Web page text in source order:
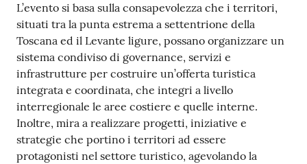
Tutti
gli
argomenti...
Seguici
su
L’evento si basa sulla consapevolezza che i territori,
situati tra la punta estrema a settentrione della
Toscana ed il Levante ligure, possano organizzare un
sistema condiviso di governance, servizi e
infrastrutture per costruire un’offerta turistica
integrata e coordinata, che integri a livello
interregionale le aree costiere e quelle interne.
Inoltre, mira a realizzare progetti, iniziative e
strategie che portino i territori ad essere
protagonisti nel settore turistico, agevolando la